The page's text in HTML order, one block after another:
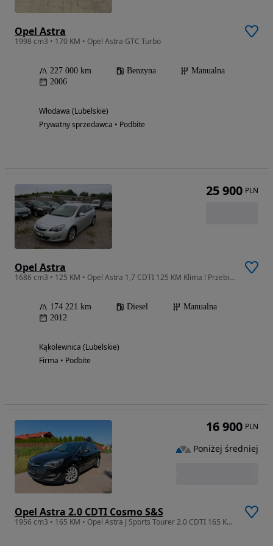
Opel Astra
1998 cm3 • 170 KM • Opel Astra GTC Turbo
227 000 km Benzyna
Manualna
2006
Włodawa (Lubelskie)
Prywatny sprzedawca • Podbite
Opel Astra
1686 cm3 • 125 KM • Opel Astra 1,7 CDTI 125 KM Klima ! Przebieg 174 000 !
174 221 km Diesel
Manualna
2012
Kąkolewnica (Lubelskie)
Firma • Podbite
25 900 PLN
Opel Astra 2.0 CDTI Cosmo S&S
1956 cm3 • 165 KM • Opel Astra J Sports Tourer 2.0 CDTI 165 KM Navi Infinity Grzane Fotele
16 900 PLN
Poniżej średniej